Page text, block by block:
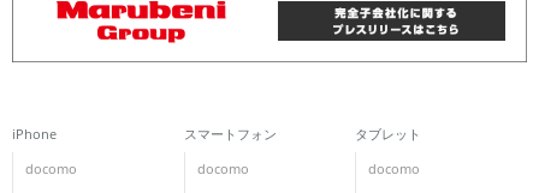
iPhone
docomo
スマートフォン
docomo
タブレット
docomo